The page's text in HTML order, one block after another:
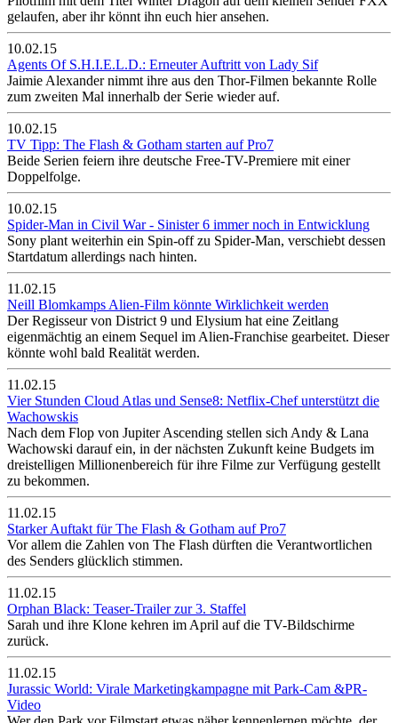
gelaufen, aber ihr könnt ihn euch hier ansehen.
10.02.15
Agents Of S.H.I.E.L.D.: Erneuter Auftritt von Lady Sif
Jaimie Alexander nimmt ihre aus den Thor-Filmen bekannte Rolle
zum zweiten Mal innerhalb der Serie wieder auf.
10.02.15
TV Tipp: The Flash & Gotham starten auf Pro7
Beide Serien feiern ihre deutsche Free-TV-Premiere mit einer
Doppelfolge.
10.02.15
Spider-Man in Civil War - Sinister 6 immer noch in Entwicklung
Sony plant weiterhin ein Spin-off zu Spider-Man, verschiebt dessen
Startdatum allerdings nach hinten.
11.02.15
Neill Blomkamps Alien-Film könnte Wirklichkeit werden
Der Regisseur von District 9 und Elysium hat eine Zeitlang
eigenmächtig an einem Sequel im Alien-Franchise gearbeitet. Dieser
könnte wohl bald Realität werden.
11.02.15
Vier Stunden Cloud Atlas und Sense8: Netflix-Chef unterstützt die
Wachowskis
Nach dem Flop von Jupiter Ascending stellen sich Andy & Lana
Wachowski darauf ein, in der nächsten Zukunft keine Budgets im
dreistelligen Millionenbereich für ihre Filme zur Verfügung gestellt
zu bekommen.
11.02.15
Starker Auftakt für The Flash & Gotham auf Pro7
Vor allem die Zahlen von The Flash dürften die Verantwortlichen
des Senders glücklich stimmen.
11.02.15
Orphan Black: Teaser-Trailer zur 3. Staffel
Sarah und ihre Klone kehren im April auf die TV-Bildschirme
zurück.
11.02.15
Jurassic World: Virale Marketingkampagne mit Park-Cam &PR-
Video